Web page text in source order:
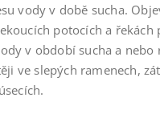
vody v době sucha.
potocích a řekách
v období sucha a nebo
ve slepých ramenech,